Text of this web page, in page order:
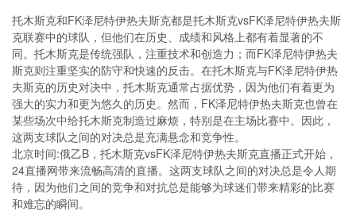
托木斯克和FK泽尼特伊热夫斯克都是托木斯克vsFK泽尼特伊热夫斯
克联赛中的球队，但他们在历史、成绩和风格上都有着显著的不
同。托木斯克是传统强队，注重技术和创造力；而FK泽尼特伊热夫
斯克则注重坚实的防守和快速的反击。在托木斯克与FK泽尼特伊热
夫斯克的历史对决中，托木斯克通常占据优势，因为他们有着更为
强大的实力和更为悠久的历史。然而，FK泽尼特伊热夫斯克也曾在
某些场次中给托木斯克制造过麻烦，特别是在主场比赛中。因此，
这两支球队之间的对决总是充满悬念和竞争性。
北京时间:俄乙B，托木斯克vsFK泽尼特伊热夫斯克直播正式开始，
24直播网带来流畅高清的直播。这两支球队之间的对决总是令人期
待，因为他们之间的竞争和对抗总是能够为球迷们带来精彩的比赛
和难忘的瞬间。